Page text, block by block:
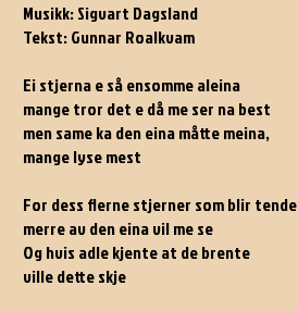
Musikk: Sigvart Dagsland
Tekst: Gunnar Roalkvam
Ei stjerna e så ensomme aleina
mange tror det e då me ser na best
men same ka den eina måtte meina,
mange lyse mest
For dess flerne stjerner som blir tende
merre av den eina vil me se
Og hvis adle kjente at de brente
ville dette skje